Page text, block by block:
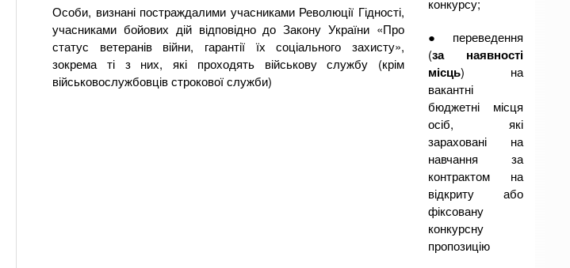
Особи, визнані постраждалими учасниками Революції Гідності,
учасниками бойових дій відповідно до Закону України «Про
статус ветеранів війни, гарантії їх соціального захисту»,
зокрема ті з них, які проходять військову службу (крім
військовослужбовців строкової служби)
● переведення
(за наявності
місць) на
вакантні
бюджетні місця
осіб, які
зараховані на
навчання за
контрактом на
відкриту або
фіксовану
конкурсну
пропозицію